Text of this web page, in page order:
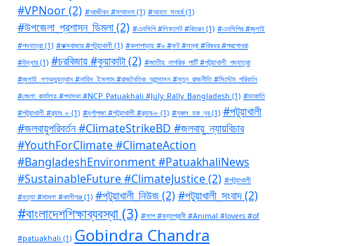
#VPNoor(2) #আজীবন #সম্মাননা (1) #আহত_সংঘর্ষ(1)
#উপজেলা_প্রশাসন_ডিমলা(2) #এনসিপি #লিফলেট #বিতরন (1) #এনসিপির #জুলাই
#পদযাত্রা (1) #কক্সবাজার #পটুয়াখালী (1) #কলাপাড়ায় #৬ #ফুট #লম্বা #বিষধর #পদ্মগোখরা
#উদ্ধার(1) #চরবিজায় #কুয়াকাটা(2) #জাতীয়_নাগরিক_পার্টি #পটুয়াখালী_পদযাত্রা
#জুলাই_গণঅভ্যুত্থান #নাহিদ_ইসলাম #রাজনৈতিক_আন্দোলন #নতুন_রাজনীতি #সিস্টেম_পরিবর্তন
#জেলা_কার্যালয় #পথসভা #NCP_Patuakhali #July_Rally_Bangladesh (1) #ডাকাতি
#পটুয়াখালী #র‍্যাব_৮ (1) #দূর্গাপুজা #পটুয়াখালী #র‍্যাব-৮ (1) #নুরুল_হক_নুর(1) #পটুয়াখালী
#জলবায়ুপরিবর্তন #ClimateStrikeBD #জলবায়ু_ন্যায়বিচার
#YouthForClimate #ClimateAction
#BangladeshEnvironment #PatuakhaliNews
#SustainableFuture #ClimateJustice(2) #পটুয়াখালী
#হত্যা #মামলা #কালীগঞ্জ (1) #পটুয়াখালী_নিউজ(2) #পটুয়াখালী_সংবাদ(2)
#বাংলাদেশশিক্ষাব্যবস্থা(3) #সাপ #বন্যাপ্রানী #Animal #lovers #of
#patuakhali (1) Gobindra Chandra